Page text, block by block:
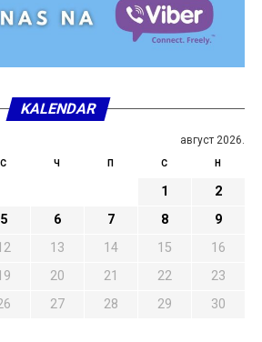
KALENDAR
август 2026.
С Ч П С Н
1
2
5 6 7 8
9
13 14 15
16
20 21 22
23
27 28 29
30